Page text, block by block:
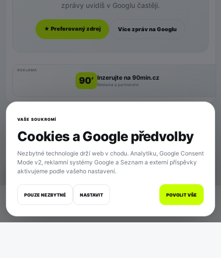
zprávy uvidíš v Googlu častěji.
★ Preferovaný zdroj Více zpráv na Googlu
REKLAMA
90’ Inzerujte na 90min.cz
Reklama a partnerství
SOUKROMÍ
VAŠE SOUKROMÍ
Cookies a Google předvolby
Nezbytné technologie drží web v chodu. Analytiku, Google Consent
Mode v2, reklamní systémy Google a Seznam a externí příspěvky
aktivujeme podle vašeho nastavení.
POUZE NEZBYTNÉ NASTAVIT POVOLIT VŠE